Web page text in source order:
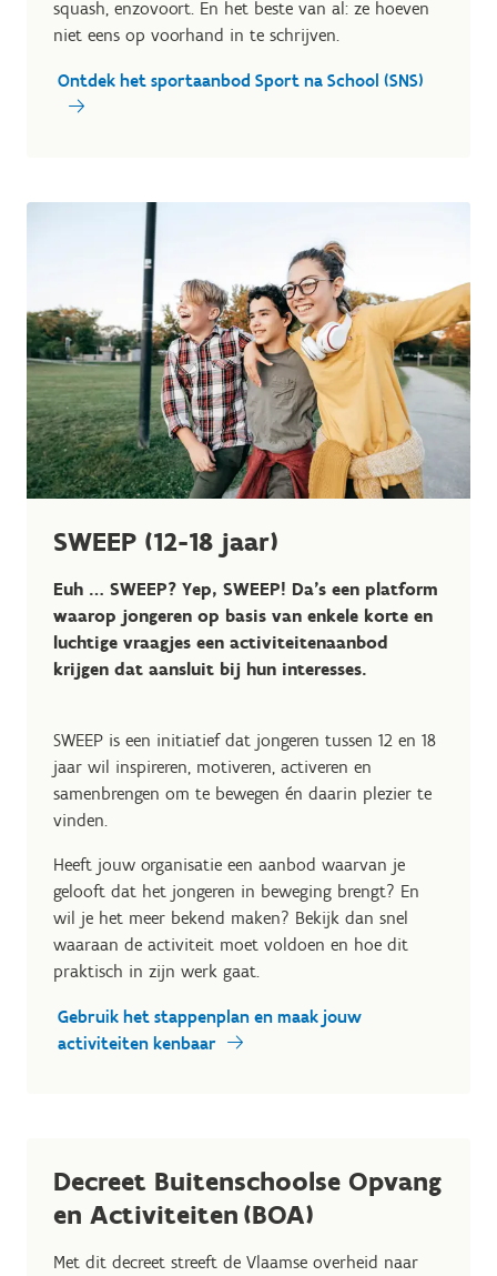
squash, enzovoort. En het beste van al: ze hoeven
niet eens op voorhand in te schrijven.
Ontdek het sportaanbod Sport na School (SNS)
SWEEP (12-18 jaar)
Euh … SWEEP? Yep, SWEEP! Da's een platform
waarop jongeren op basis van enkele korte en
luchtige vraagjes een activiteitenaanbod
krijgen dat aansluit bij hun interesses.
SWEEP is een initiatief dat jongeren tussen 12 en 18
jaar wil inspireren, motiveren, activeren en
samenbrengen om te bewegen én daarin plezier te
vinden.
Heeft jouw organisatie een aanbod waarvan je
gelooft dat het jongeren in beweging brengt? En
wil je het meer bekend maken? Bekijk dan snel
waaraan de activiteit moet voldoen en hoe dit
praktisch in zijn werk gaat.
Gebruik het stappenplan en maak jouw
activiteiten kenbaar
Decreet Buitenschoolse Opvang
en Activiteiten (BOA)
Met dit decreet streeft de Vlaamse overheid naar